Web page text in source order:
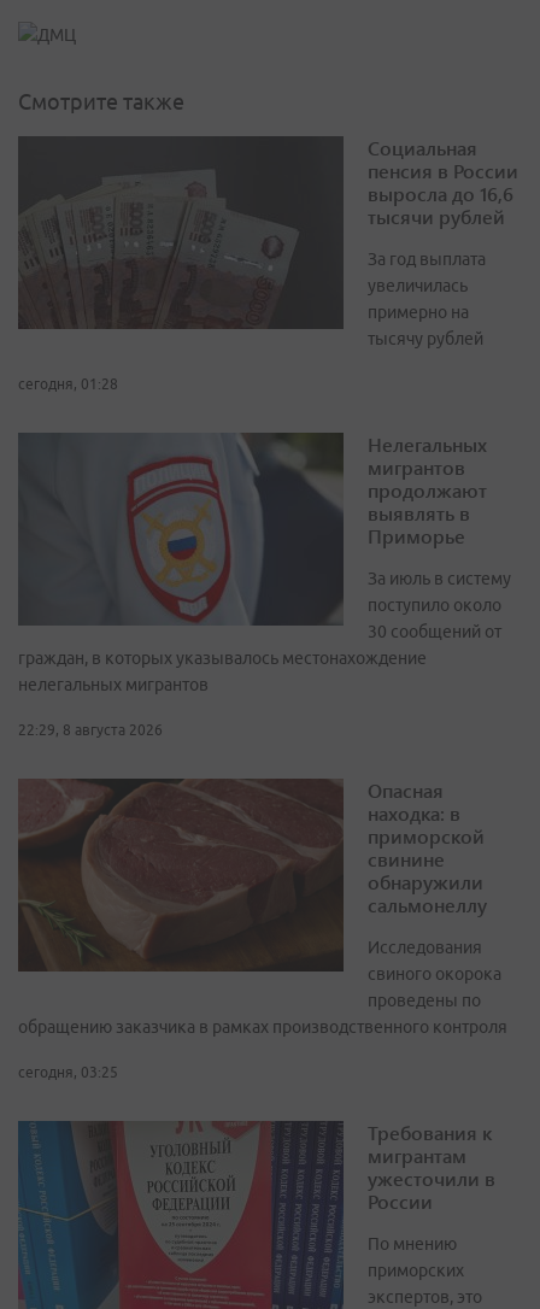
Смотрите также
Социальная
пенсия в России
выросла до 16,6
тысячи рублей
За год выплата
увеличилась
примерно на
тысячу рублей
сегодня, 01:28
Нелегальных
мигрантов
продолжают
выявлять в
Приморье
За июль в систему
поступило около
30 сообщений от
граждан, в которых указывалось местонахождение
нелегальных мигрантов
22:29, 8 августа 2026
Опасная
находка: в
приморской
свинине
обнаружили
сальмонеллу
Исследования
свиного окорока
проведены по
обращению заказчика в рамках производственного контроля
сегодня, 03:25
Требования к
мигрантам
ужесточили в
России
По мнению
приморских
экспертов, это